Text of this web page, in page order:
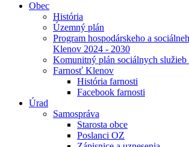
Obec
História
Územný plán
Program hospodárskeho a
Klenov 2024 - 2030
Komunitný plán sociálnych služieb
Farnosť Klenov
História farnosti
Facebook farnosti
Úrad
Samospráva
Starosta obce
Poslanci OZ